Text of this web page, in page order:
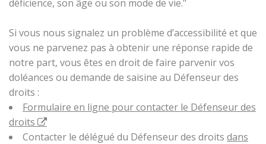
déficience, son âge ou son mode de vie."
Si vous nous signalez un problème d’accessibilité et que
vous ne parvenez pas à obtenir une réponse rapide de
notre part, vous êtes en droit de faire parvenir vos
doléances ou demande de saisine au Défenseur des
droits :
Formulaire en ligne pour contacter le Défenseur des
droits
Contacter le délégué du Défenseur des droits dans